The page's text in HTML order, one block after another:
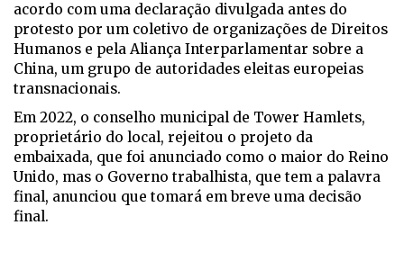
acordo com uma declaração divulgada antes do
protesto por um coletivo de organizações de Direitos
Humanos e pela Aliança Interparlamentar sobre a
China, um grupo de autoridades eleitas europeias
transnacionais.
Em 2022, o conselho municipal de Tower Hamlets,
proprietário do local, rejeitou o projeto da
embaixada, que foi anunciado como o maior do Reino
Unido, mas o Governo trabalhista, que tem a palavra
final, anunciou que tomará em breve uma decisão
final.